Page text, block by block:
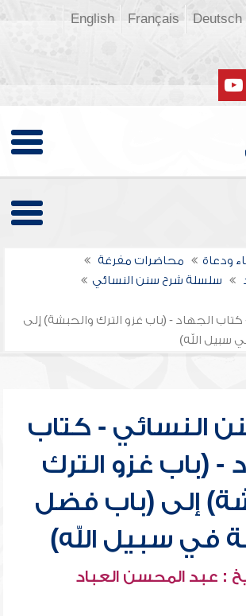
Deutsch
Français
English
ودعاة
محاضرات مفرغة
سلسلة شرح سنن النسائي
الجهاد - (باب غزو الترك والحبشة) إلى
سبيل الله)
النسائي - كتاب
- (باب غزو الترك
إلى (باب فضل
في سبيل الله)
: عبد المحسن العباد